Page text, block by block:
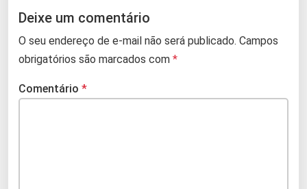
Deixe um comentário
O seu endereço de e-mail não será publicado. Campos
obrigatórios são marcados com *
Comentário *